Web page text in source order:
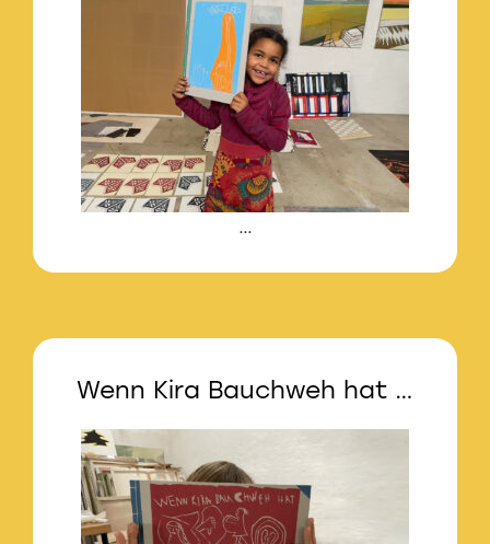
…
Wenn Kira Bauchweh hat …